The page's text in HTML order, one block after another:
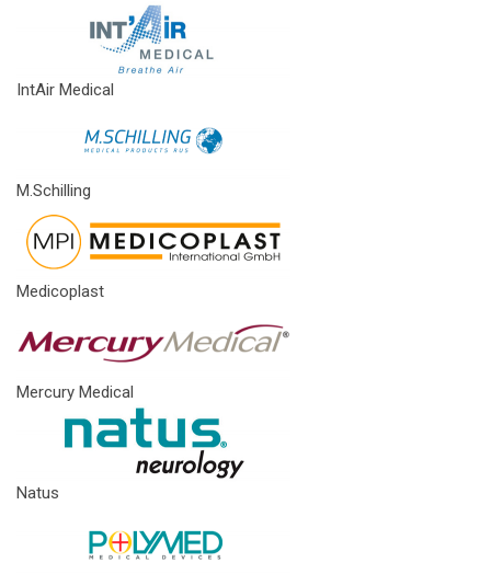
IntAir Medical
M.Schilling
Medicoplast
Mercury Medical
Natus